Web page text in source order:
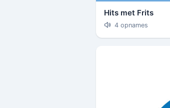
Hits met Frits
4 opnames